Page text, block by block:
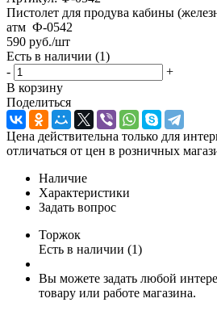
Пистолет для продува кабины
атм Ф-0542
590 руб./шт
Есть в наличии (1)
-
+
В корзину
Поделиться
Цена действительна только для
отличаться от цен в розничных
Наличие
Характеристики
Задать вопрос
Торжок
Есть в наличии (1)
Вы можете задать любой
товару или работе магазина.